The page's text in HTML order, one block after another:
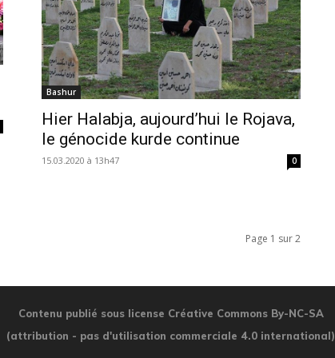
Bashur
Hier Halabja, aujourd’hui le Rojava,
le génocide kurde continue
15.03.2020 à 13h47 0
Page 1 sur 2
Contenu publié sous license Créative Commons By-NC-SA
(attribution - pas d'utilisation commerciale 4.0 international)